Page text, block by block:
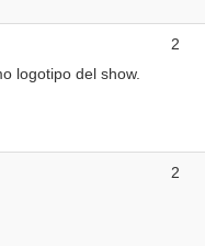
logotipo del show.
2
2